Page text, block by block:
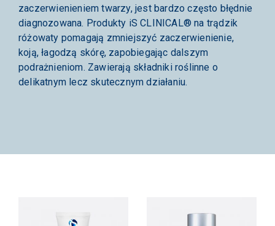
zaczerwienieniem twarzy, jest bardzo często błędnie
diagnozowana. Produkty iS CLINICAL® na trądzik
różowaty pomagają zmniejszyć zaczerwienienie,
koją, łagodzą skórę, zapobiegając dalszym
podrażnieniom. Zawierają składniki roślinne o
delikatnym lecz skutecznym działaniu.